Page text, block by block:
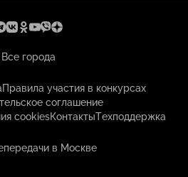
Все города
Правила участия в конкурсах
соглашение
cookiesКонтактыТехподдержка
в Москве